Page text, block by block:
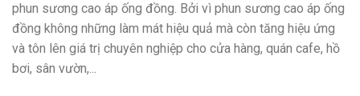
phun sương cao áp ống đồng. Bởi vì phun sương cao áp ống
đồng không những làm mát hiệu quả mà còn tăng hiệu ứng
và tôn lên giá trị chuyên nghiệp cho cửa hàng, quán cafe, hồ
bơi, sân vườn,...